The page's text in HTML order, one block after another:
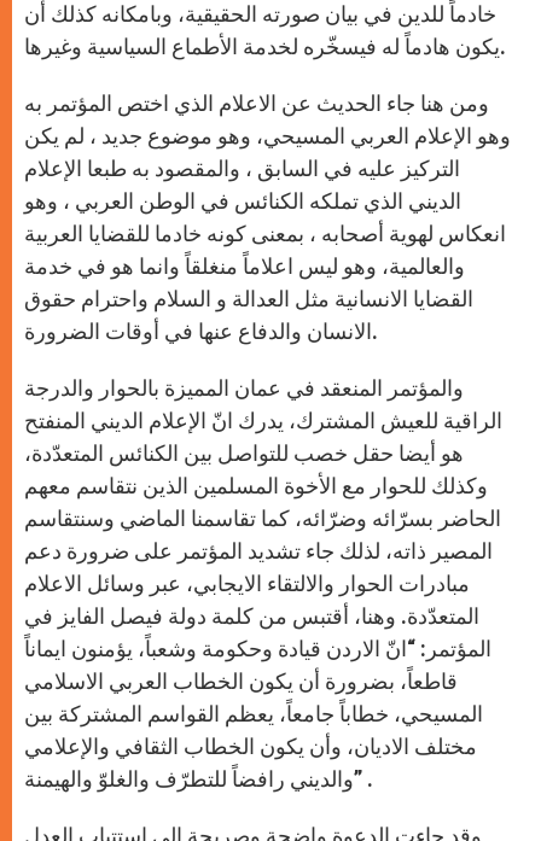
خادماً للدين في بيان صورته الحقيقية، وبامكانه كذلك أن
يكون هادماً له فيسخّره لخدمة الأطماع السياسية وغيرها.
ومن هنا جاء الحديث عن الاعلام الذي اختص المؤتمر به
وهو الإعلام العربي المسيحي، وهو موضوع جديد ، لم يكن
التركيز عليه في السابق ، والمقصود به طبعا الإعلام
الديني الذي تملكه الكنائس في الوطن العربي ، وهو
انعكاس لهوية أصحابه ، بمعنى كونه خادما للقضايا العربية
والعالمية، وهو ليس اعلاماً منغلقاً وانما هو في خدمة
القضايا الانسانية مثل العدالة و السلام واحترام حقوق
الانسان والدفاع عنها في أوقات الضرورة.
والمؤتمر المنعقد في عمان المميزة بالحوار والدرجة
الراقية للعيش المشترك، يدرك انّ الإعلام الديني المنفتح
هو أيضا حقل خصب للتواصل بين الكنائس المتعدّدة،
وكذلك للحوار مع الأخوة المسلمين الذين نتقاسم معهم
الحاضر بسرّائه وضرّائه، كما تقاسمنا الماضي وسنتقاسم
المصير ذاته، لذلك جاء تشديد المؤتمر على ضرورة دعم
مبادرات الحوار والالتقاء الايجابي، عبر وسائل الاعلام
المتعدّدة. وهنا، أقتبس من كلمة دولة فيصل الفايز في
المؤتمر: “انّ الاردن قيادة وحكومة وشعباً، يؤمنون ايماناً
قاطعاً، بضرورة أن يكون الخطاب العربي الاسلامي
المسيحي، خطاباً جامعاً، يعظم القواسم المشتركة بين
مختلف الاديان، وأن يكون الخطاب الثقافي والإعلامي
والديني رافضاً للتطرّف والغلوّ والهيمنة” .
وقد جاءت الدعوة واضحة وصريحة الى استتباب العدل